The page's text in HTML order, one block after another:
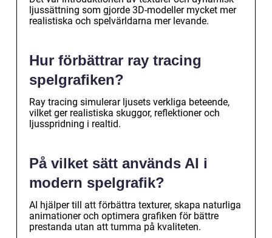
ljussättning som gjorde 3D-modeller mycket mer
realistiska och spelvärldarna mer levande.
Hur förbättrar ray tracing
spelgrafiken?
Ray tracing simulerar ljusets verkliga beteende,
vilket ger realistiska skuggor, reflektioner och
ljusspridning i realtid.
På vilket sätt används AI i
modern spelgrafik?
AI hjälper till att förbättra texturer, skapa naturliga
animationer och optimera grafiken för bättre
prestanda utan att tumma på kvaliteten.